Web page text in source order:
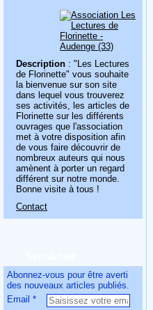
Description : "Les Lectures
de Florinette" vous souhaite
la bienvenue sur son site
dans lequel vous trouverez
ses activités, les articles de
Florinette sur les différents
ouvrages que l'association
met à votre disposition afin
de vous faire découvrir de
nombreux auteurs qui nous
amènent à porter un regard
différent sur notre monde.
Bonne visite à tous !
Contact
Abonnez-vous pour être averti
des nouveaux articles publiés.
Email